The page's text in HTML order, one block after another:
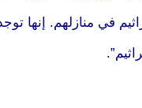
في منازلهم. إنها